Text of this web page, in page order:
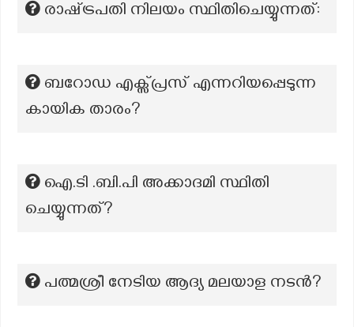
രാഷ്‌ട്രപതി നിലയം സ്ഥിതിചെയ്യുന്നത്:
ബറോഡ എക്സ്പ്രസ് എന്നറിയപ്പെടുന്ന
കായിക താരം?
ഐ.ടി .ബി.പി അക്കാദമി സ്ഥിതി
ചെയ്യുന്നത്?
പത്മശ്രീ നേടിയ ആദ്യ മലയാള നടൻ?